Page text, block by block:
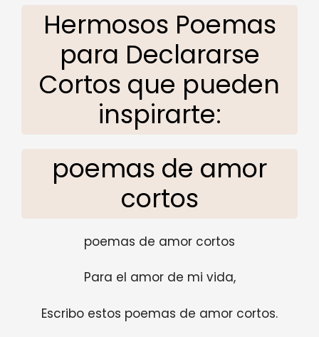
Hermosos Poemas
para Declararse
Cortos que pueden
inspirarte:
poemas de amor
cortos
poemas de amor cortos
Para el amor de mi vida,
Escribo estos poemas de amor cortos.